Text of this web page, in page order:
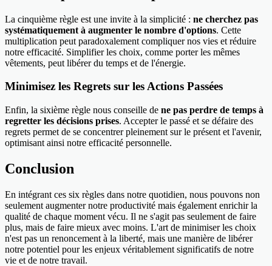
La cinquième règle est une invite à la simplicité : ne cherchez pas
systématiquement à augmenter le nombre d'options. Cette
multiplication peut paradoxalement compliquer nos vies et réduire
notre efficacité. Simplifier les choix, comme porter les mêmes
vêtements, peut libérer du temps et de l'énergie.
Minimisez les Regrets sur les Actions Passées
Enfin, la sixième règle nous conseille de ne pas perdre de temps à
regretter les décisions prises. Accepter le passé et se défaire des
regrets permet de se concentrer pleinement sur le présent et l'avenir,
optimisant ainsi notre efficacité personnelle.
Conclusion
En intégrant ces six règles dans notre quotidien, nous pouvons non
seulement augmenter notre productivité mais également enrichir la
qualité de chaque moment vécu. Il ne s'agit pas seulement de faire
plus, mais de faire mieux avec moins. L'art de minimiser les choix
n'est pas un renoncement à la liberté, mais une manière de libérer
notre potentiel pour les enjeux véritablement significatifs de notre
vie et de notre travail.